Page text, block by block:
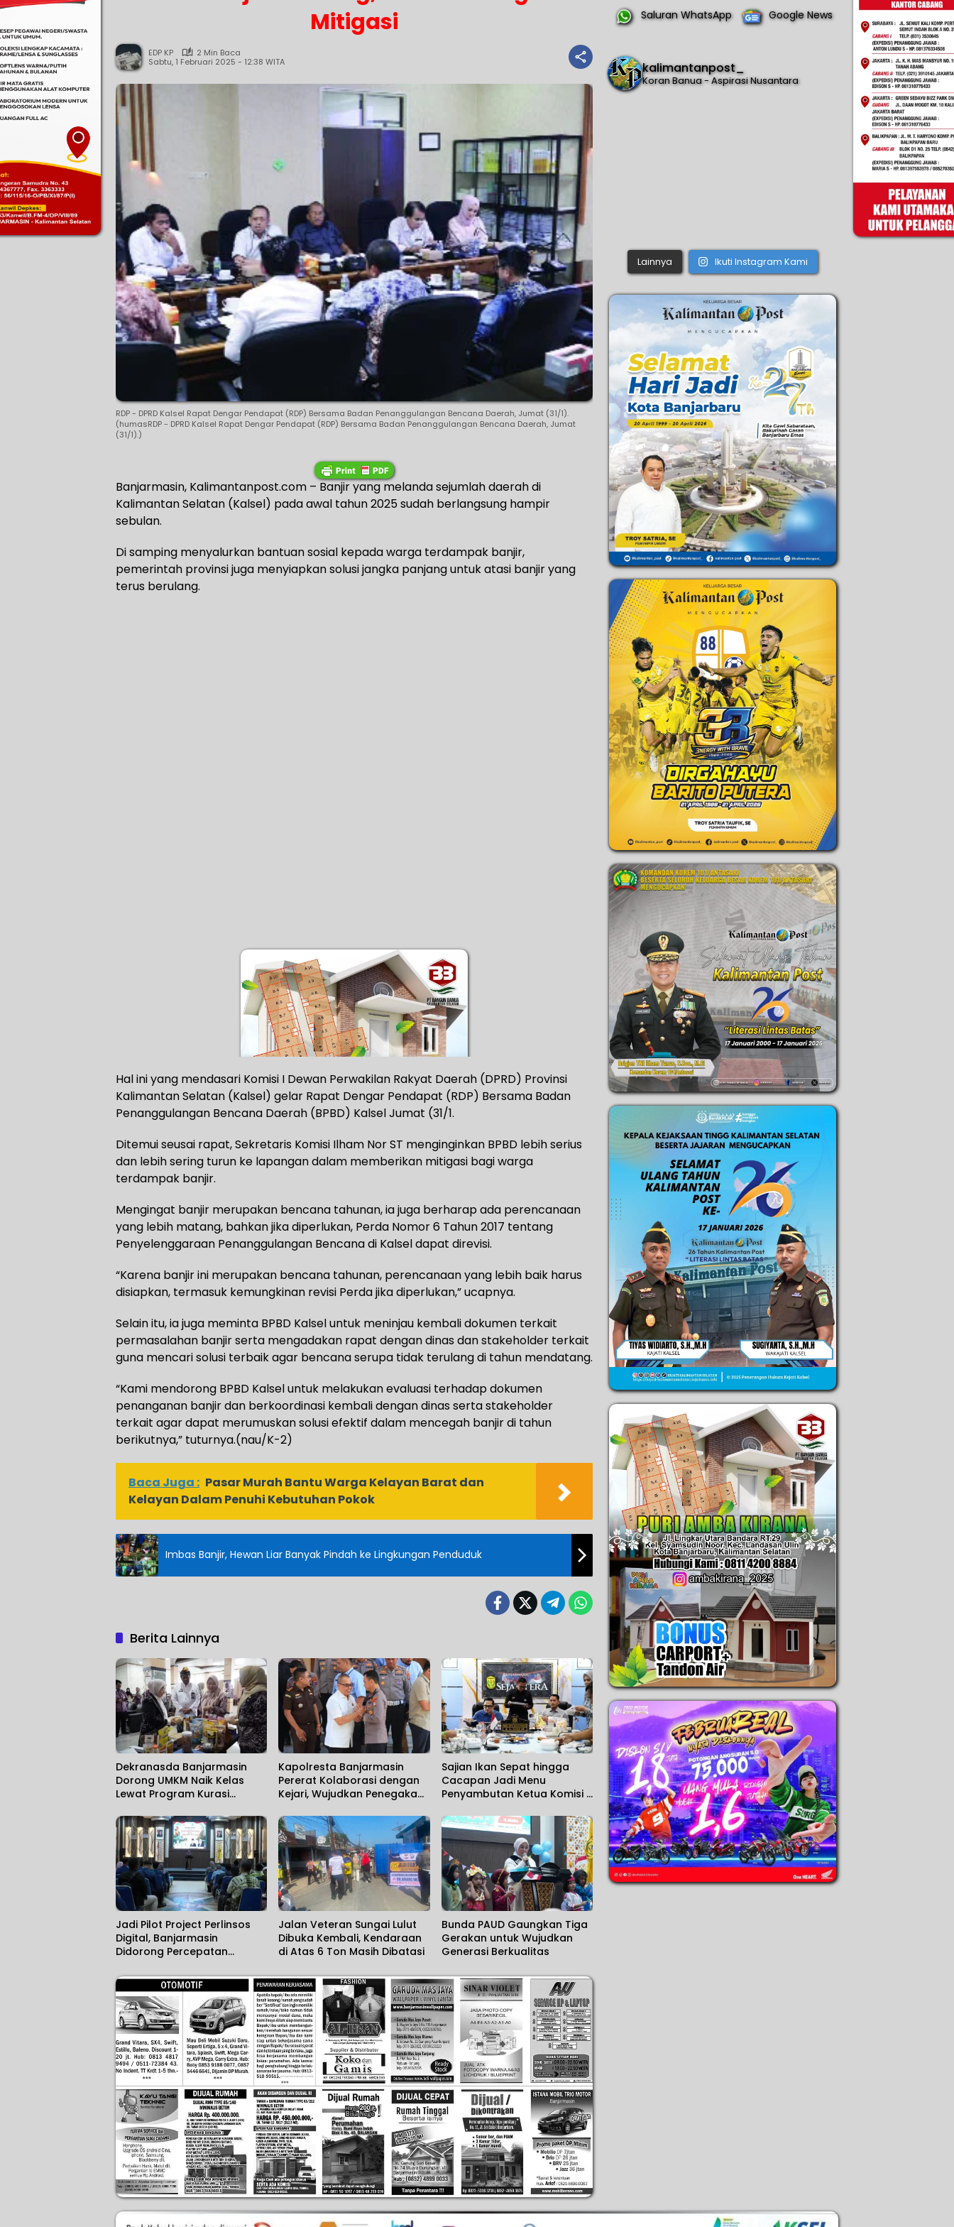
Mitigasi
EDP KP
2 Min Baca
Sabtu, 1 Februari 2025 - 12:38 WITA
RDP - DPRD Kalsel Rapat Dengar Pendapat (RDP) Bersama Badan Penanggulangan Bencana Daerah, Jumat (31/1).
(humasRDP - DPRD Kalsel Rapat Dengar Pendapat (RDP) Bersama Badan Penanggulangan Bencana Daerah, Jumat
(31/1).)
Banjarmasin, Kalimantanpost.com – Banjir yang melanda sejumlah daerah di
Kalimantan Selatan (Kalsel) pada awal tahun 2025 sudah berlangsung hampir
sebulan.
Di samping menyalurkan bantuan sosial kepada warga terdampak banjir,
pemerintah provinsi juga menyiapkan solusi jangka panjang untuk atasi banjir yang
terus berulang.
Hal ini yang mendasari Komisi I Dewan Perwakilan Rakyat Daerah (DPRD) Provinsi
Kalimantan Selatan (Kalsel) gelar Rapat Dengar Pendapat (RDP) Bersama Badan
Penanggulangan Bencana Daerah (BPBD) Kalsel Jumat (31/1.
Ditemui seusai rapat, Sekretaris Komisi Ilham Nor ST menginginkan BPBD lebih serius
dan lebih sering turun ke lapangan dalam memberikan mitigasi bagi warga
terdampak banjir.
Mengingat banjir merupakan bencana tahunan, ia juga berharap ada perencanaan
yang lebih matang, bahkan jika diperlukan, Perda Nomor 6 Tahun 2017 tentang
Penyelenggaraan Penanggulangan Bencana di Kalsel dapat direvisi.
“Karena banjir ini merupakan bencana tahunan, perencanaan yang lebih baik harus
disiapkan, termasuk kemungkinan revisi Perda jika diperlukan,” ucapnya.
Selain itu, ia juga meminta BPBD Kalsel untuk meninjau kembali dokumen terkait
permasalahan banjir serta mengadakan rapat dengan dinas dan stakeholder terkait
guna mencari solusi terbaik agar bencana serupa tidak terulang di tahun mendatang.
“Kami mendorong BPBD Kalsel untuk melakukan evaluasi terhadap dokumen
penanganan banjir dan berkoordinasi kembali dengan dinas serta stakeholder
terkait agar dapat merumuskan solusi efektif dalam mencegah banjir di tahun
berikutnya,” tuturnya.(nau/K-2)
Baca Juga : Pasar Murah Bantu Warga Kelayan Barat dan
Kelayan Dalam Penuhi Kebutuhan Pokok
Imbas Banjir, Hewan Liar Banyak Pindah ke Lingkungan Penduduk
Berita Lainnya
Dekranasda Banjarmasin
Dorong UMKM Naik Kelas
Lewat Program Kurasi
Kapolresta Banjarmasin
Pererat Kolaborasi dengan
Kejari, Wujudkan Penegakan
Sajian Ikan Sepat hingga
Cacapan Jadi Menu
Penyambutan Ketua Komisi II
Jadi Pilot Project Perlinsos
Digital, Banjarmasin
Didorong Percepatan
Bola
Jalan Veteran Sungai Lulut
Dibuka Kembali, Kendaraan
di Atas 6 Ton Masih Dibatasi
Bunda PAUD Gaungkan Tiga
Gerakan untuk Wujudkan
Generasi Berkualitas
Saluran WhatsApp Google News
kalimantanpost_
Koran Banua - Aspirasi Nusantara
Lainnya Ikuti Instagram Kami